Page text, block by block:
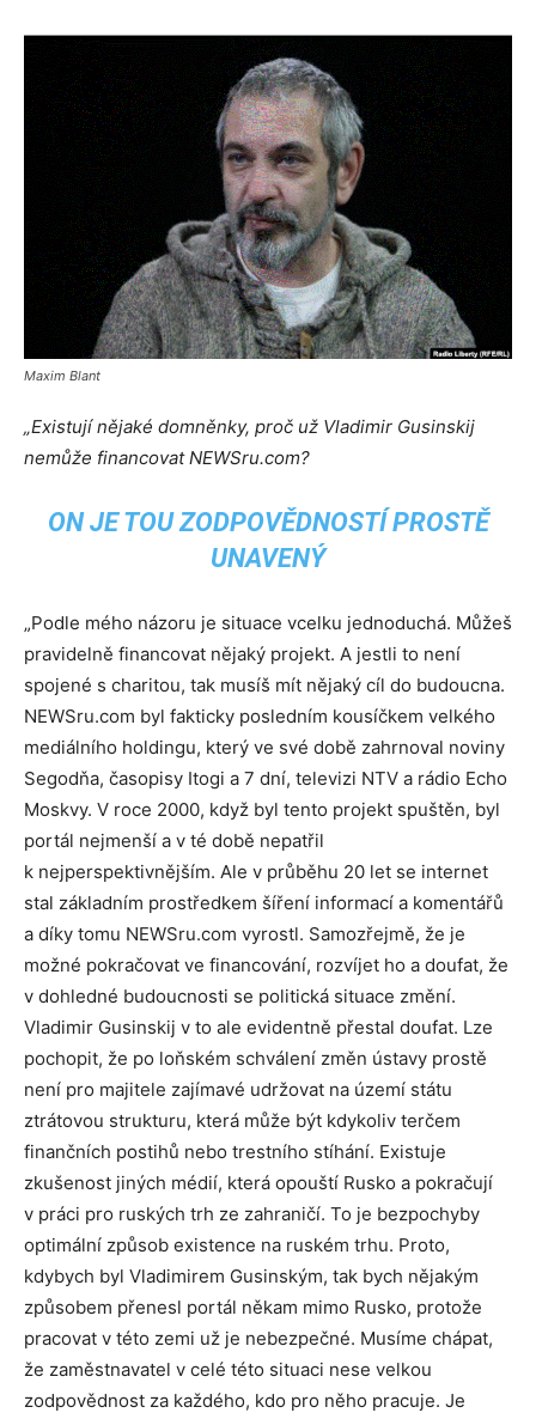
Maxim Blant
„Existují nějaké domněnky, proč už Vladimir Gusinskij
nemůže financovat NEWSru.com?
ON JE TOU ZODPOVĚDNOSTÍ PROSTĚ
UNAVENÝ
„Podle mého názoru je situace vcelku jednoduchá. Můžeš
pravidelně financovat nějaký projekt. A jestli to není
spojené s charitou, tak musíš mít nějaký cíl do budoucna.
NEWSru.com byl fakticky posledním kousíčkem velkého
mediálního holdingu, který ve své době zahrnoval noviny
Segodňa, časopisy Itogi a 7 dní, televizi NTV a rádio Echo
Moskvy. V roce 2000, když byl tento projekt spuštěn, byl
portál nejmenší a v té době nepatřil
k nejperspektivnějším. Ale v průběhu 20 let se internet
stal základním prostředkem šíření informací a komentářů
a díky tomu NEWSru.com vyrostl. Samozřejmě, že je
možné pokračovat ve financování, rozvíjet ho a doufat, že
v dohledné budoucnosti se politická situace změní.
Vladimir Gusinskij v to ale evidentně přestal doufat. Lze
pochopit, že po loňském schválení změn ústavy prostě
není pro majitele zajímavé udržovat na území státu
ztrátovou strukturu, která může být kdykoliv terčem
finančních postihů nebo trestního stíhání. Existuje
zkušenost jiných médií, která opouští Rusko a pokračují
v práci pro ruských trh ze zahraničí. To je bezpochyby
optimální způsob existence na ruském trhu. Proto,
kdybych byl Vladimirem Gusinským, tak bych nějakým
způsobem přenesl portál někam mimo Rusko, protože
pracovat v této zemi už je nebezpečné. Musíme chápat,
že zaměstnavatel v celé této situaci nese velkou
zodpovědnost za každého, kdo pro něho pracuje. Je